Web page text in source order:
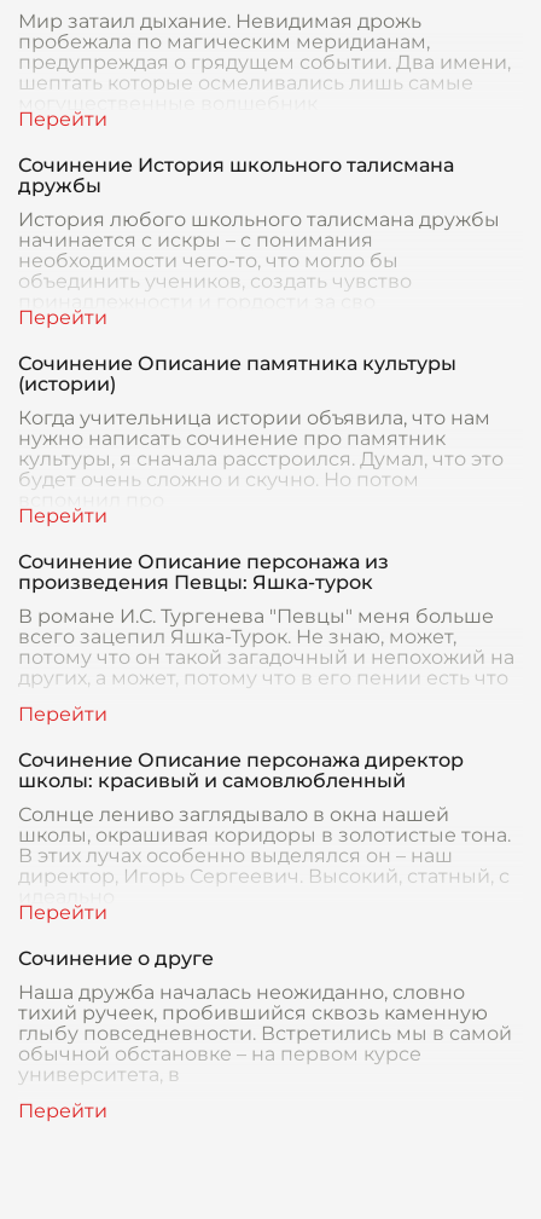
Мир затаил дыхание. Невидимая дрожь
пробежала по магическим меридианам,
предупреждая о грядущем событии. Два имени,
шептать которые осмеливались лишь самые
могущественные волшебник
Сочинение История школьного талисмана
дружбы
История любого школьного талисмана дружбы
начинается с искры – с понимания
необходимости чего-то, что могло бы
объединить учеников, создать чувство
Сочинение Описание памятника культуры
(истории)
Когда учительница истории объявила, что нам
нужно написать сочинение про памятник
культуры, я сначала расстроился. Думал, что это
будет очень сложно и скучно. Но потом
Сочинение Описание персонажа из
произведения Певцы: Яшка-турок
В романе И.С. Тургенева "Певцы" меня больше
всего зацепил Яшка-Турок. Не знаю, может,
потому что он такой загадочный и непохожий на
других, а может, потому что в его пении есть что
Сочинение Описание персонажа директор
школы: красивый и самовлюбленный
Солнце лениво заглядывало в окна нашей
школы, окрашивая коридоры в золотистые тона.
В этих лучах особенно выделялся он – наш
директор, Игорь Сергеевич. Высокий, статный, с
Сочинение о друге
Наша дружба началась неожиданно, словно
тихий ручеек, пробившийся сквозь каменную
глыбу повседневности. Встретились мы в самой
обычной обстановке – на первом курсе
университета, в